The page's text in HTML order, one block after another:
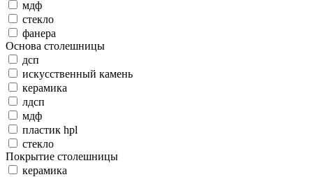
мдф
стекло
фанера
Основа столешницы
дсп
искусственный камень
керамика
лдсп
мдф
пластик hpl
стекло
Покрытие столешницы
керамика